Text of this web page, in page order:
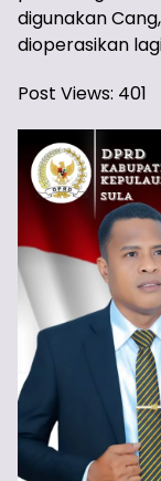
digunakan
dioperasikan
Post Views: 401